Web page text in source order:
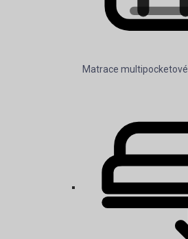
Matrace multipocketové